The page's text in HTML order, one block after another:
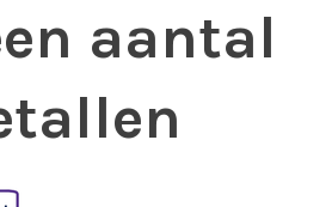
aantal